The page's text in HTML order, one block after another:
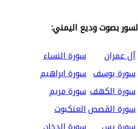
بصوت وديع اليمني:
آل عمران
سورة النساء
سورة يوسف سورة ابراهيم
سورة الكهف سورة مريم
سورة القصصالعنكبوت